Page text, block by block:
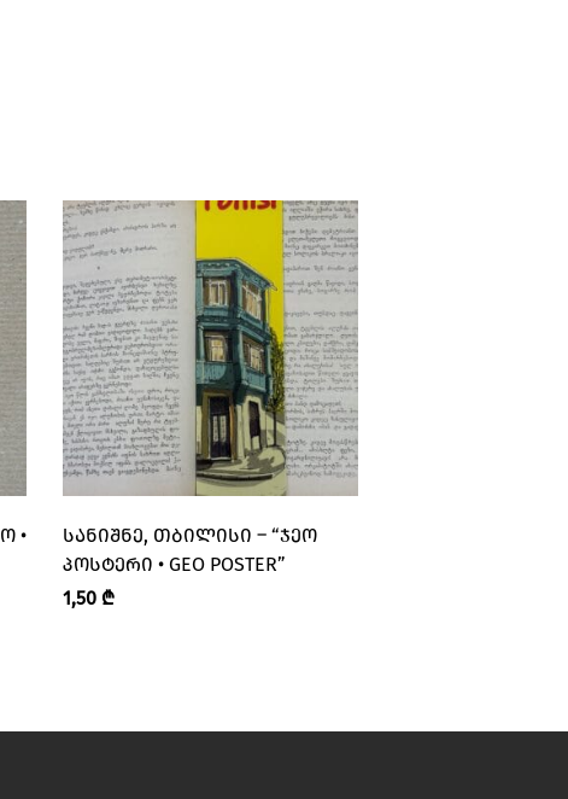
•
ᲡᲐᲜᲘᲨᲜᲔ, ᲗᲑᲘᲚᲘᲡᲘ – “ᲯᲔᲝ
ᲞᲝᲡᲢᲔᲠᲘ • GEO POSTER”
1,50 ₾